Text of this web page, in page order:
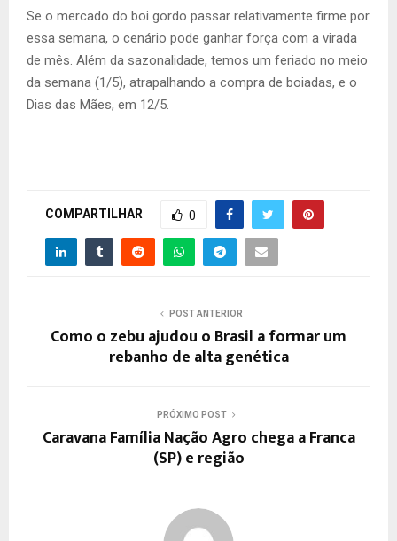
Se o mercado do boi gordo passar relativamente firme por
essa semana, o cenário pode ganhar força com a virada
de mês. Além da sazonalidade, temos um feriado no meio
da semana (1/5), atrapalhando a compra de boiadas, e o
Dias das Mães, em 12/5.
COMPARTILHAR 0
POST ANTERIOR
Como o zebu ajudou o Brasil a formar um
rebanho de alta genética
PRÓXIMO POST
Caravana Família Nação Agro chega a Franca
(SP) e região